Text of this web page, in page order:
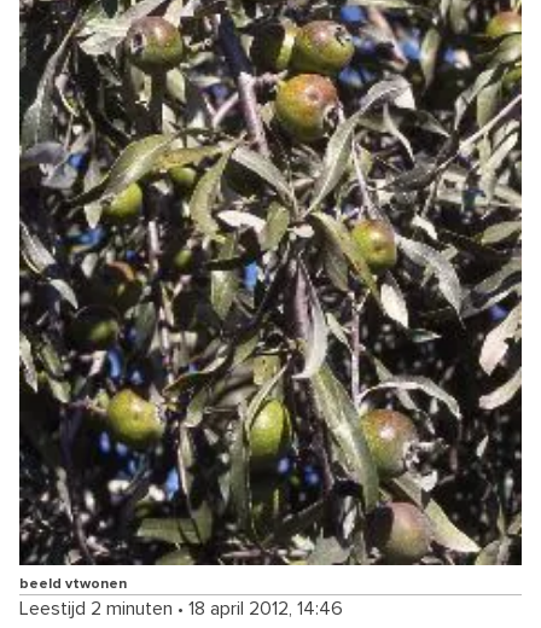
beeld vtwonen
Leestijd 2 minuten • 18 april 2012, 14:46